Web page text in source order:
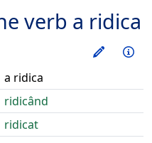
verb a ridica
Train
a ridica
ridicând
ridicat